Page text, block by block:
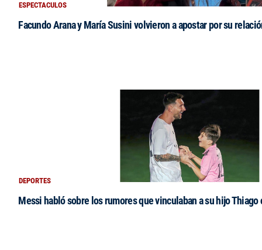
ESPECTACULOS
Facundo Arana y María Susini volvieron a apostar por su
DEPORTES
Messi habló sobre los rumores que vinculaban a su hijo Thiago